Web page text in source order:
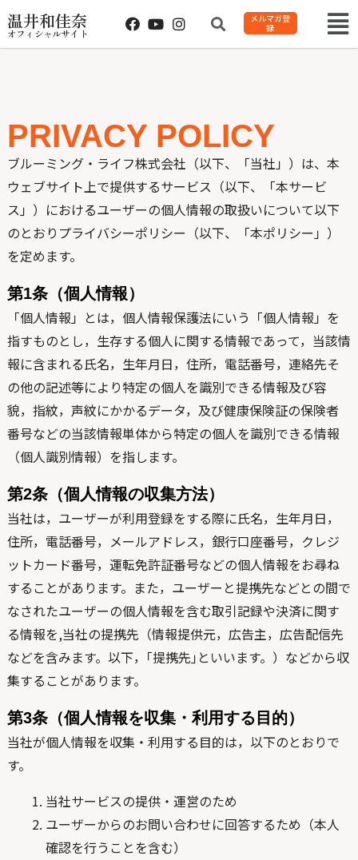
温井和佳奈
オフィシャルサイト
メルマガ登
録
PRIVACY POLICY
ブルーミング・ライフ株式会社（以下、「当社」）は、本
ウェブサイト上で提供するサービス（以下、「本サービ
ス」）におけるユーザーの個人情報の取扱いについて以下
のとおりプライバシーポリシー（以下、「本ポリシー」）
を定めます。
第1条（個人情報）
「個人情報」とは，個人情報保護法にいう「個人情報」を
指すものとし，生存する個人に関する情報であって，当該情
報に含まれる氏名，生年月日，住所，電話番号，連絡先そ
の他の記述等により特定の個人を識別できる情報及び容
貌，指紋，声紋にかかるデータ，及び健康保険証の保険者
番号などの当該情報単体から特定の個人を識別できる情報
（個人識別情報）を指します。
第2条（個人情報の収集方法）
当社は，ユーザーが利用登録をする際に氏名，生年月日，
住所，電話番号，メールアドレス，銀行口座番号，クレジ
ットカード番号，運転免許証番号などの個人情報をお尋ね
することがあります。また，ユーザーと提携先などとの間で
なされたユーザーの個人情報を含む取引記録や決済に関す
る情報を,当社の提携先（情報提供元，広告主，広告配信先
などを含みます。以下，｢提携先｣といいます。）などから収
集することがあります。
第3条（個人情報を収集・利用する目的）
当社が個人情報を収集・利用する目的は，以下のとおりで
す。
当社サービスの提供・運営のため
ユーザーからのお問い合わせに回答するため（本人
確認を行うことを含む）